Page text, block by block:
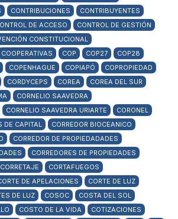
CONTRIBUCIONES
CONTRIBUYENTES
DE ACCESO
CONTROL DE GESTIÓN
CONSTITUCIONAL
COOPERATIVAS COP COP27
COP28
COPENHAGUE COPIAPÓ
COPROPIEDAD
CORDYCEPS COREA
COREA DEL SUR
CORNELIO SAAVEDRA
CORNELIO SAAVEDRA URIARTE
CORONEL
DE CAPITAL
CORREDOR BIOCEANICO
CORREDOR DE PROPIEDADADES
CORREDORES DE PROPIEDADES
CORRETAJE
CORTAFUEGOS
DE APELACIONES
CORTE DE LUZ
DE LUZ COSOC
COSTA DEL SOL
COSTO DE LA VIDA
COTIZACIONES